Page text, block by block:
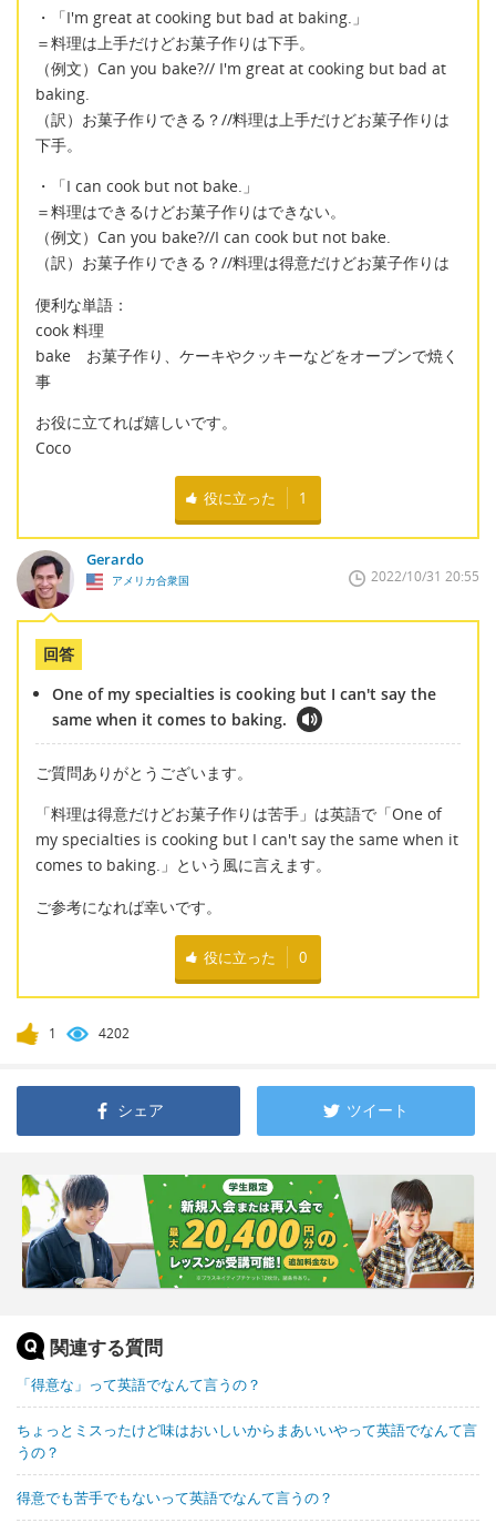
・「I'm great at cooking but bad at baking.」
＝料理は上手だけどお菓子作りは下手。
（例文）Can you bake?// I'm great at cooking but bad at
baking.
（訳）お菓子作りできる？//料理は上手だけどお菓子作りは
下手。
・「I can cook but not bake.」
＝料理はできるけどお菓子作りはできない。
（例文）Can you bake?//I can cook but not bake.
（訳）お菓子作りできる？//料理は得意だけどお菓子作りは
便利な単語：
cook 料理
bake お菓子作り、ケーキやクッキーなどをオーブンで焼く
事
お役に立てれば嬉しいです。
Coco
役に立った 1
Gerardo
アメリカ合衆国 2022/10/31 20:55
回答
One of my specialties is cooking but I can't say the
same when it comes to baking.
ご質問ありがとうございます。
「料理は得意だけどお菓子作りは苦手」は英語で「One of
my specialties is cooking but I can't say the same when it
comes to baking.」という風に言えます。
ご参考になれば幸いです。
役に立った 0
1 4202
シェア ツイート
関連する質問
「得意な」って英語でなんて言うの？
ちょっとミスったけど味はおいしいからまあいいやって英語でなんて言
うの？
得意でも苦手でもないって英語でなんて言うの？